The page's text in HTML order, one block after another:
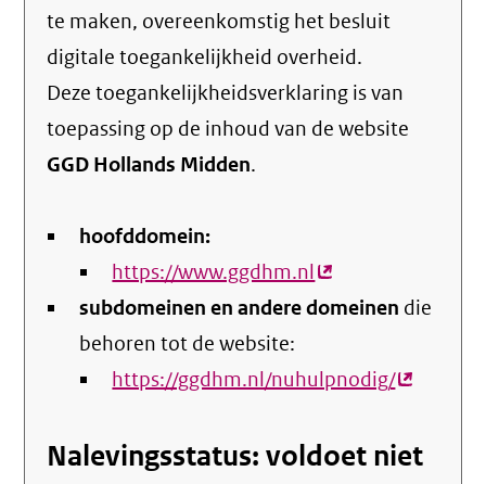
te maken, overeenkomstig het besluit
digitale toegankelijkheid overheid.
Deze toegankelijkheidsverklaring is van
toepassing op de inhoud van de website
GGD Hollands Midden.
hoofddomein:
https://www.ggdhm.nl(externe
link)
subdomeinen en andere domeinen die
behoren tot de website:
https://ggdhm.nl/nuhulpnodig/(externe
Nalevingsstatus: voldoet niet